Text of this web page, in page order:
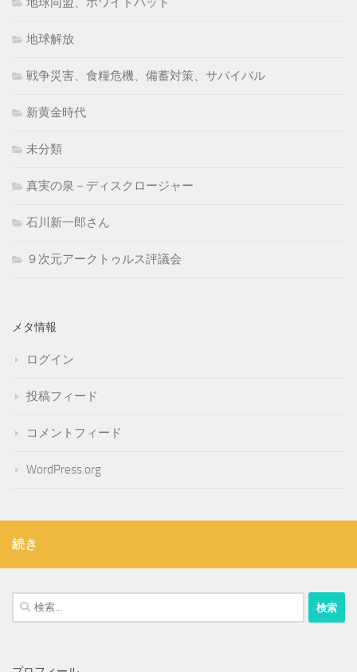
地球解放
戦争災害、食糧危機、備蓄対策、サバイバル
新黄金時代
未分類
真実の泉－ディスクロージャー
石川新一郎さん
９次元アークトゥルス評議会
メタ情報
ログイン
投稿フィード
コメントフィード
WordPress.org
続き
検
索: